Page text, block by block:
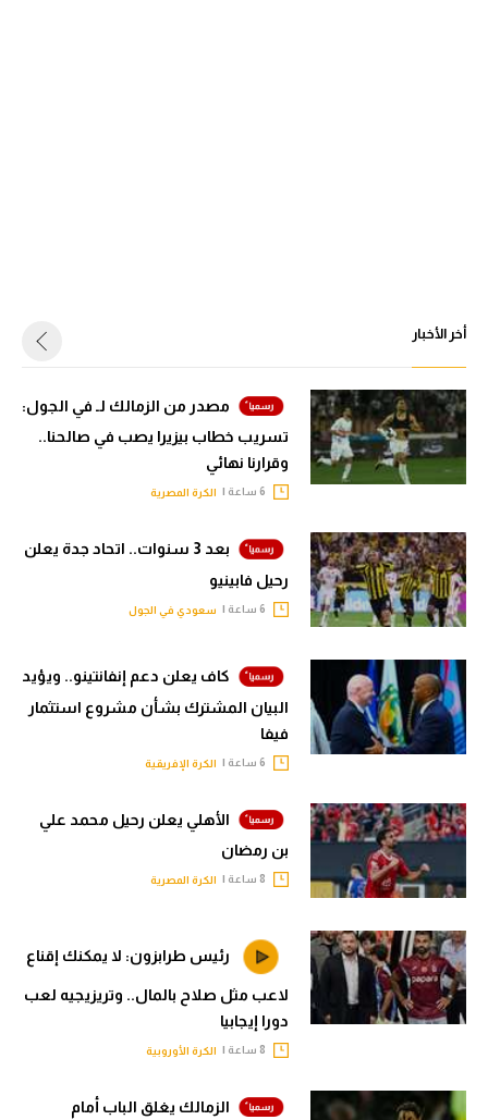
أخر الأخبار
مصدر من الزمالك لـ في الجول:
تسريب خطاب بيزيرا يصب في صالحنا..
وقرارنا نهائي
الكرة المصرية
بعد 3 سنوات.. اتحاد جدة يعلن
رحيل فابينيو
سعودي في الجول
كاف يعلن دعم إنفانتينو.. ويؤيد
البيان المشترك بشأن مشروع استثمار
فيفا
الكرة الإفريقية
الأهلي يعلن رحيل محمد علي
بن رمضان
الكرة المصرية
رئيس طرابزون: لا يمكنك إقناع
لاعب مثل صلاح بالمال.. وتريزيجيه لعب
دورا إيجابيا
الكرة الأوروبية
الزمالك يغلق الباب أمام